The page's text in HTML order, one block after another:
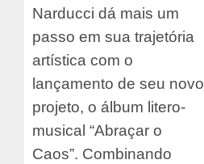
Narducci dá mais um
passo em sua trajetória
artística com o
lançamento de seu novo
projeto, o álbum litero-
musical “Abraçar o
Caos”. Combinando